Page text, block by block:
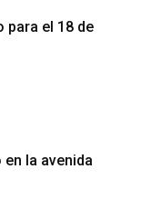
para el 18 de
la avenida